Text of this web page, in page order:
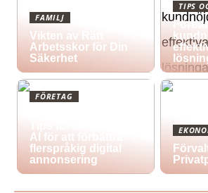
FAMILJ
Vikten av Rätt
Arbetsskor för Din
Säkerhet
TIPS
FÖRETAG
AI för att förbättra
flerspråkig digital
annonsering